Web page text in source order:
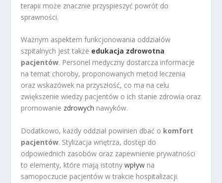
terapii może znacznie przyspieszyć powrót do
sprawności.
Ważnym aspektem funkcjonowania oddziałów
szpitalnych jest także edukacja zdrowotna
pacjentów. Personel medyczny dostarcza informacje
na temat choroby, proponowanych metod leczenia
oraz wskazówek na przyszłość, co ma na celu
zwiększenie wiedzy pacjentów o ich stanie zdrowia oraz
promowanie zdrowych nawyków.
Dodatkowo, każdy oddział powinien dbać o komfort
pacjentów. Stylizacja wnętrza, dostęp do
odpowiednich zasobów oraz zapewnienie prywatności
to elementy, które mają istotnywpływ na
samopoczucie pacjentów w trakcie hospitalizacji.